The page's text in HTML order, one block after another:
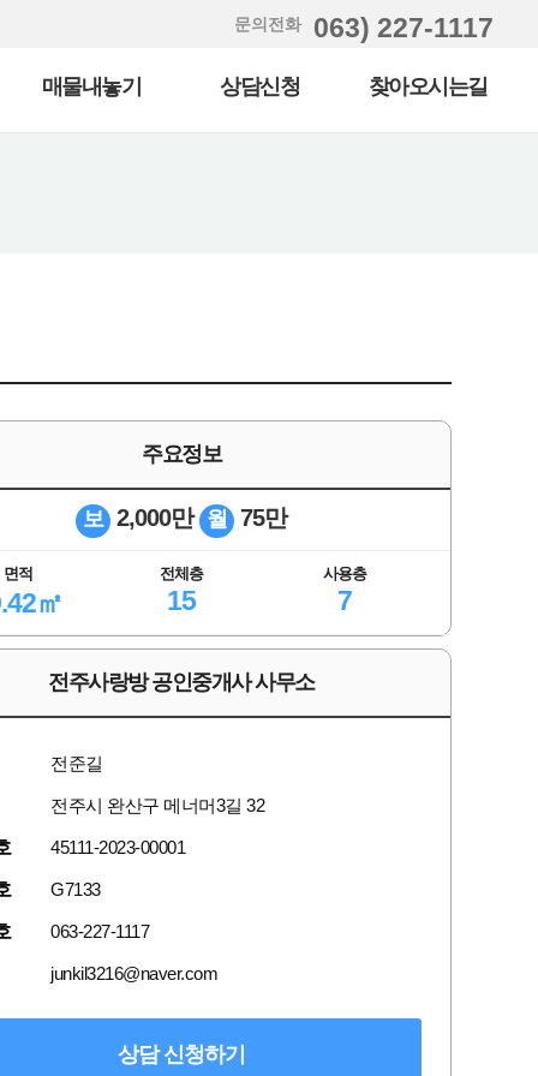
문의전화 063) 227-1117
매물내놓기 상담신청 찾아오시는길
주요정보
보 2,000만 월 75만
면적
㎡
전체층
15
사용층
7
전주사랑방 공인중개사 사무소
전준길
전주시 완산구 메너머3길 32
45111-2023-00001
G7133
063-227-1117
junkil3216@naver.com
상담 신청하기